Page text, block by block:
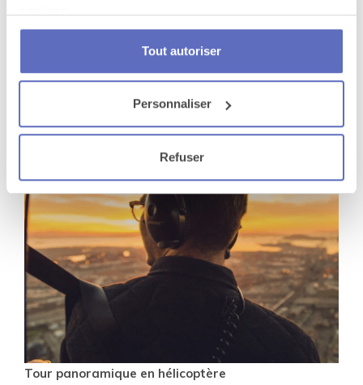
Tout autoriser
Personnaliser
Refuser
Canyoning
Tour panoramique en hélicoptère